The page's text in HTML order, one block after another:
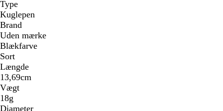
Type
Kuglepen
Brand
Uden mærke
Blækfarve
Sort
Længde
13,69cm
Vægt
18g
Diameter